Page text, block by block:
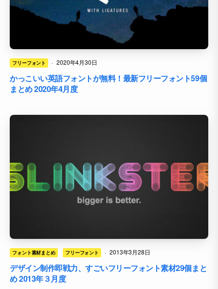
フリーフォント · 2020年4月30日
かっこいい英語フォントが無料！最新フリーフォント59個
まとめ 2020年4月度
フォント素材まとめ フリーフォント · 2013年3月28日
デザイン制作即戦力、すごいフリーフォント素材29個まと
め 2013年３月度